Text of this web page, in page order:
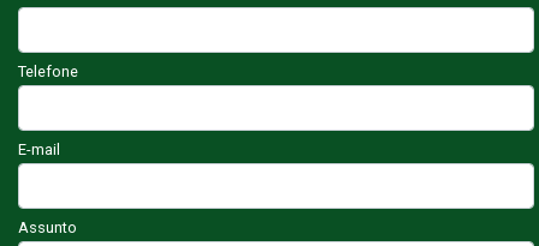
Telefone
E-mail
Assunto